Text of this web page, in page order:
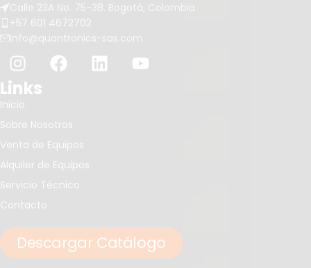
Calle 23A No. 75-38. Bogotá, Colombia
+57 601 4672702
info@quantronics-sas.com
Links
Inicio
Sobre Nosotros
Venta de Equipos
Alquiler de Equipos
Servicio Técnico
Contacto
Descargar Catálogo